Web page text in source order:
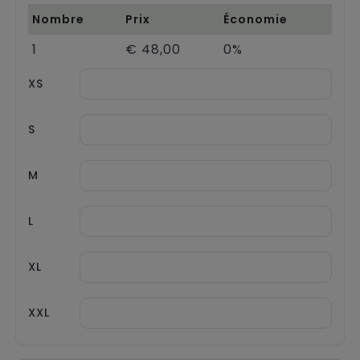
Nombre Prix Économie
1 € 48,00 0%
XS
S
M
L
XL
XXL